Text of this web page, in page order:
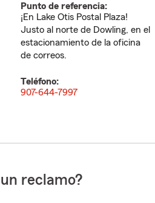
Punto de referencia:
¡En Lake Otis Postal Plaza!
Justo al norte de Dowling, en el
estacionamiento de la oficina
de correos.
Teléfono:
907-644-7997
reclamo?